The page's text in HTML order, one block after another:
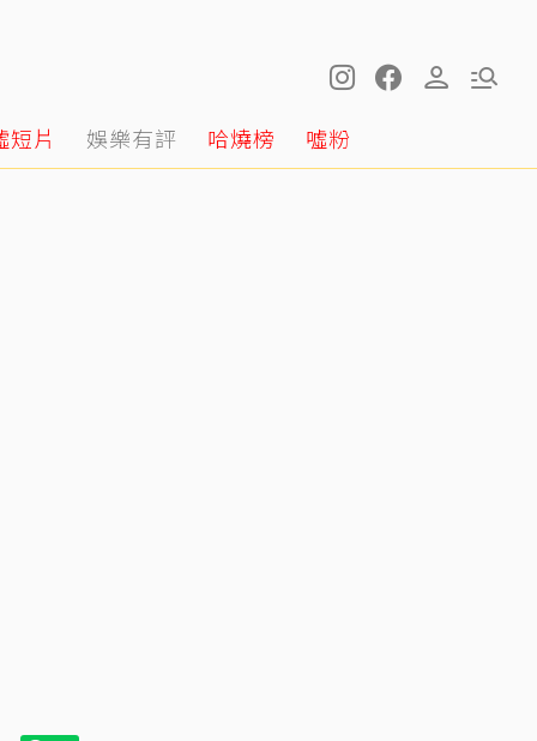
短片 娛樂有評 哈燒榜 噓粉